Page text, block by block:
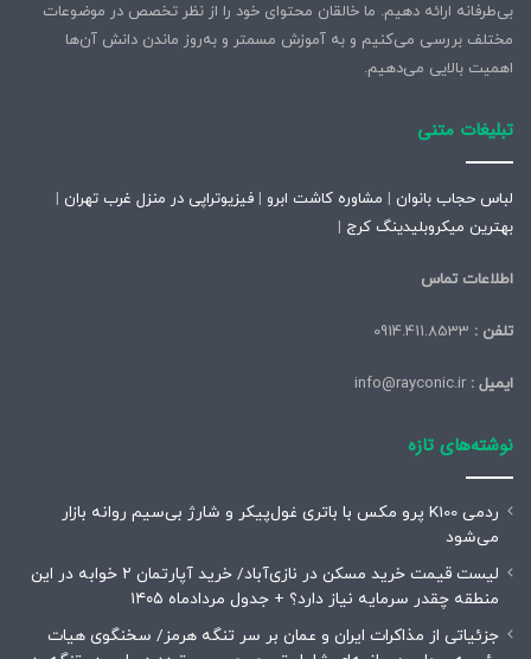
بی‌طرفانه ارائه دهیم. ما خالقان محتوای خود را از نظر تخصص در موضوعات
مختلف بررسی می‌کنیم و به آموزش مسمتر و به‌روز ماندن دانش آن‌ها
اهمیت بالایی می‌دهیم.
تبلیغات متنی
لباس حجاب بانوان | مشاوره کاشت ابرو | فیزیوتراپی در منزل غرب تهران |
بهترین میکروبلیدینگ کرج |
اطلاعات تماس
تلفن :
ایمیل :
نوشته‌های تازه
ردمی K100 پرو مکس با باتری غول‌پیکر و شارژ بی‌سیم روانه بازار
می‌شود
لیست قیمت خرید مسکن در نازی‌آباد/ خرید آپارتمان ۲ خوابه در این
منطقه چقدر سرمایه نیاز دارد؟ + جدول مردادماه ۱۴۰۵
جزئیاتی از مذاکرات ایران و عمان بر سر تنگه هرمز/ سخنگوی هیات